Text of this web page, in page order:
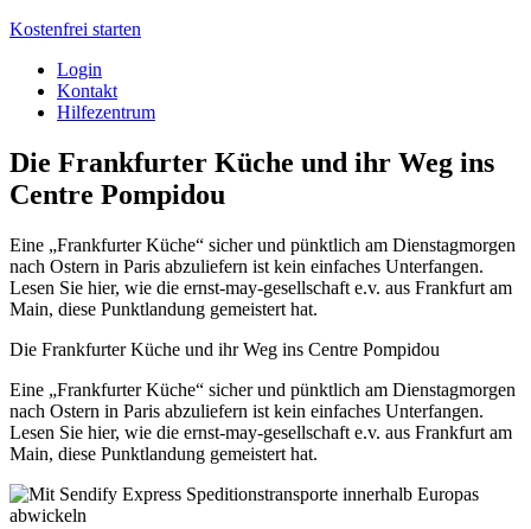
Kostenfrei starten
Login
Kontakt
Hilfezentrum
Die Frankfurter Küche und ihr Weg ins
Centre Pompidou
Eine „Frankfurter Küche“ sicher und pünktlich am Dienstagmorgen
nach Ostern in Paris abzuliefern ist kein einfaches Unterfangen.
Lesen Sie hier, wie die ernst-may-gesellschaft e.v. aus Frankfurt am
Main, diese Punktlandung gemeistert hat.
Die Frankfurter Küche und ihr Weg ins Centre Pompidou
Eine „Frankfurter Küche“ sicher und pünktlich am Dienstagmorgen
nach Ostern in Paris abzuliefern ist kein einfaches Unterfangen.
Lesen Sie hier, wie die ernst-may-gesellschaft e.v. aus Frankfurt am
Main, diese Punktlandung gemeistert hat.